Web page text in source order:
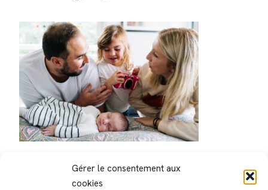
Gérer le consentement aux
cookies